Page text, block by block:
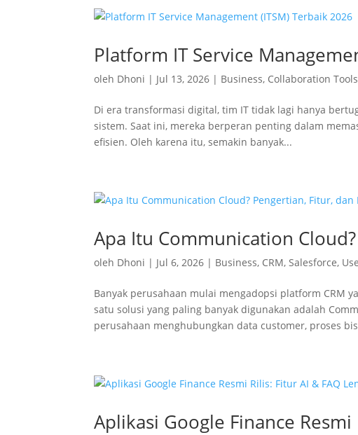
Platform IT Service
oleh Dhoni | Jul 13, 2026 | Business, Collaboration Tools
Di era transformasi digital, tim IT tidak lagi hanya
sistem. Saat ini, mereka berperan penting dalam
efisien. Oleh karena itu, semakin banyak...
Apa Itu Communication
oleh Dhoni | Jul 6, 2026 | Business, CRM,Salesforce,
Banyak perusahaan mulai mengadopsi platform CRM
satu solusi yang paling banyak digunakan adalah
perusahaan menghubungkan data customer, proses
Aplikasi Google Finance